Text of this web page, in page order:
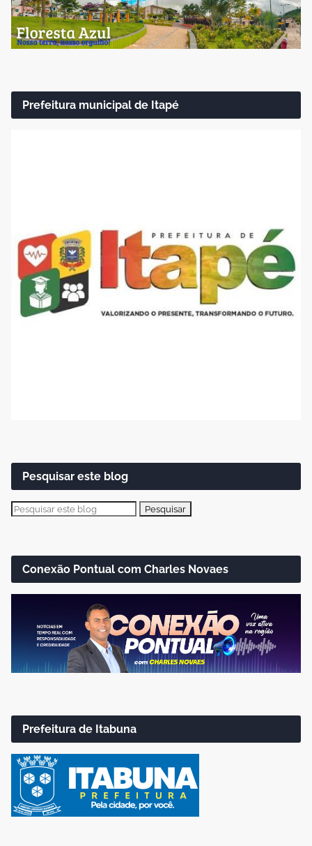
Prefeitura municipal de Itapé
Pesquisar este blog
Conexão Pontual com Charles Novaes
Prefeitura de Itabuna